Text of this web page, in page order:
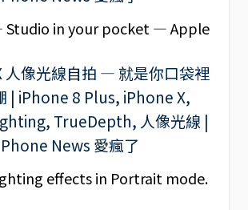
Studio in your pocket — Apple
effects in Portrait mode.